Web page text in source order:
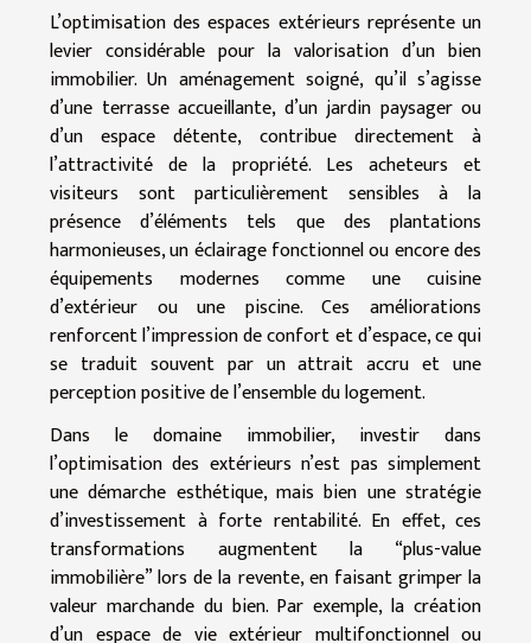
L’optimisation des espaces extérieurs représente un
levier considérable pour la valorisation d’un bien
immobilier. Un aménagement soigné, qu’il s’agisse
d’une terrasse accueillante, d’un jardin paysager ou
d’un espace détente, contribue directement à
l’attractivité de la propriété. Les acheteurs et
visiteurs sont particulièrement sensibles à la
présence d’éléments tels que des plantations
harmonieuses, un éclairage fonctionnel ou encore des
équipements modernes comme une cuisine
d’extérieur ou une piscine. Ces améliorations
renforcent l’impression de confort et d’espace, ce qui
se traduit souvent par un attrait accru et une
perception positive de l’ensemble du logement.
Dans le domaine immobilier, investir dans
l’optimisation des extérieurs n’est pas simplement
une démarche esthétique, mais bien une stratégie
d’investissement à forte rentabilité. En effet, ces
transformations augmentent la “plus-value
immobilière” lors de la revente, en faisant grimper la
valeur marchande du bien. Par exemple, la création
d’un espace de vie extérieur multifonctionnel ou